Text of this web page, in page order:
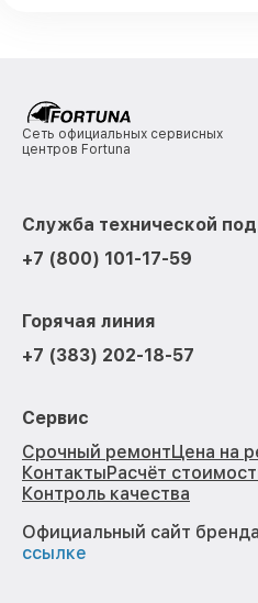
Сеть официальных сервисных
центров Fortuna
Служба технической
+7 (800) 101-17-59
Горячая линия
+7 (383) 202-18-57
Сервис
Срочный ремонтЦена на
КонтактыРасчёт
Контроль качества
Официальный сайт
ссылке